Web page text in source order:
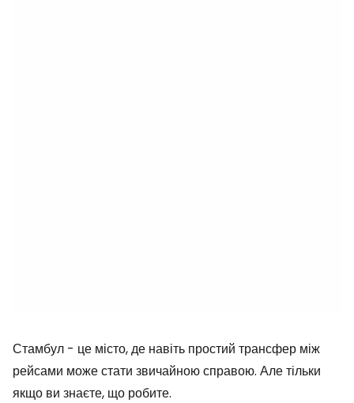
Стамбул - це місто, де навіть простий трансфер між
рейсами може стати звичайною справою. Але тільки
якщо ви знаєте, що робите.